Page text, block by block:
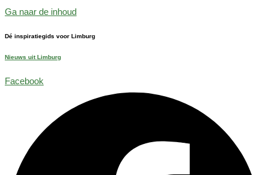
Ga naar de inhoud
Dé inspiratiegids voor Limburg
Nieuws uit Limburg
Facebook